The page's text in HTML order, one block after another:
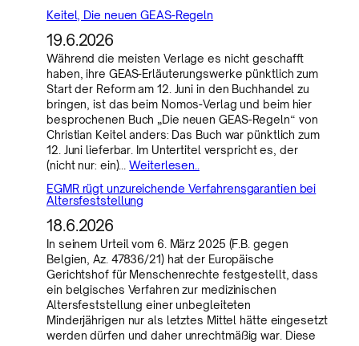
Keitel, Die neuen GEAS-Regeln
19.6.2026
Während die meisten Verlage es nicht geschafft
haben, ihre GEAS-Erläuterungswerke pünktlich zum
Start der Reform am 12. Juni in den Buchhandel zu
bringen, ist das beim Nomos-Verlag und beim hier
besprochenen Buch „Die neuen GEAS-Regeln“ von
Christian Keitel anders: Das Buch war pünktlich zum
12. Juni lieferbar. Im Untertitel verspricht es, der
(nicht nur: ein)…Weiterlesen..
EGMR rügt unzureichende Verfahrensgarantien bei
Altersfeststellung
18.6.2026
In seinem Urteil vom 6. März 2025 (F.B. gegen
Belgien, Az. 47836/21) hat der Europäische
Gerichtshof für Menschenrechte festgestellt, dass
ein belgisches Verfahren zur medizinischen
Altersfeststellung einer unbegleiteten
Minderjährigen nur als letztes Mittel hätte eingesetzt
werden dürfen und daher unrechtmäßig war. Diese